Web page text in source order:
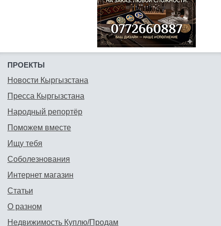
ПРОЕКТЫ
Новости Кыргызстана
Пресса Кыргызстана
Народный репортёр
Поможем вместе
Ищу тебя
Соболезнования
Интернет магазин
Статьи
О разном
Недвижимость Куплю/Продам